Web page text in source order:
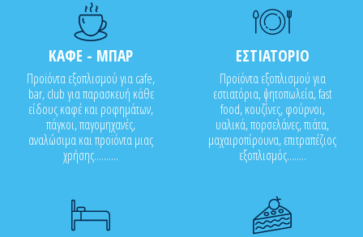
ΚΑΦΕ - ΜΠΑΡ
Προϊόντα εξοπλισμού για cafe,
bar, club για παρασκευή κάθε
είδους καφέ και ροφημάτων,
πάγκοι, παγομηχανές,
αναλώσιμα και προϊόντα μιας
χρήσης..........
ΕΣΤΙΑΤΟΡΙΟ
Προϊόντα εξοπλισμού για
εστιατόρια, ψητοπωλεία, fast
food, κουζίνες, φούρνοι,
υαλικά, πορσελάνες, πιάτα,
μαχαιροπίρουνα, επιτραπέζιος
εξοπλισμός........